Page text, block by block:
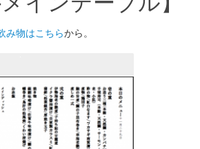
み物はこちらから。